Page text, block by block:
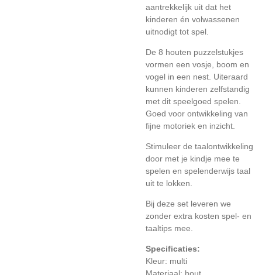
aantrekkelijk uit dat het
kinderen én volwassenen
uitnodigt tot spel.
De 8 houten puzzelstukjes
vormen een vosje, boom en
vogel in een nest. Uiteraard
kunnen kinderen zelfstandig
met dit speelgoed spelen.
Goed voor ontwikkeling van
fijne motoriek en inzicht.
Stimuleer de taalontwikkeling
door met je kindje mee te
spelen en spelenderwijs taal
uit te lokken.
Bij deze set leveren we
zonder extra kosten spel- en
taaltips mee.
Specificaties:
Kleur: multi